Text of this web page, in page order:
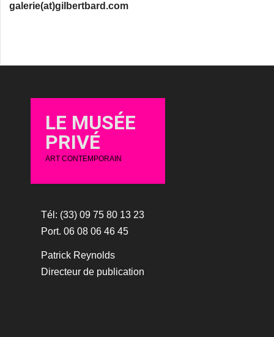
galerie(at)gilbertbard.com
LE MUSÉE
PRIVÉ
ART CONTEMPORAIN
Tél: (33) 09 75 80 13 23
Port. 06 08 06 46 45
Patrick Reynolds
Directeur de publication